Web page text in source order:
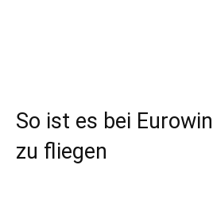
So ist es bei
zu fliegen